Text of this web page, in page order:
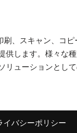
刷、スキャン、コピ
供します。様々な
リューションとし
イバシーポリシー